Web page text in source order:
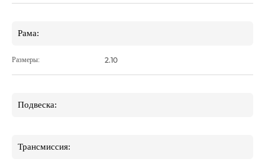
Рама:
Размеры: 2.10
Подвеска:
Трансмиссия: